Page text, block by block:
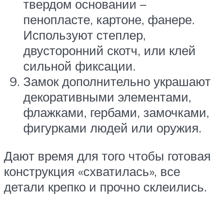
твердом основании –
пенопласте, картоне, фанере.
Используют степлер,
двусторонний скотч, или клей
сильной фиксации.
Замок дополнительно украшают
декоративными элементами,
флажками, гербами, замочками,
фигурками людей или оружия.
Дают время для того чтобы готовая
конструкция «схватилась», все
детали крепко и прочно склеились.